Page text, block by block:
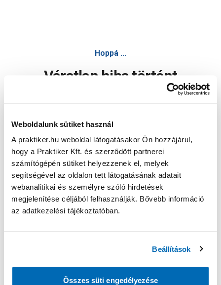
Weboldalunk sütiket használ
A praktiker.hu weboldal látogatásakor Ön hozzájárul,
hogy a Praktiker Kft. és szerződött partnerei
számítógépén sütiket helyezzenek el, melyek
segítségével az oldalon tett látogatásának adatait
webanalitikai és személyre szóló hirdetések
megjelenítése céljából felhasználják. Bővebb információ
az adatkezelési tájékoztatóban.
Beállítások
Összes süti engedélyezése
Hoppá ...
Váratlan hiba történt
Oldal újratöltése